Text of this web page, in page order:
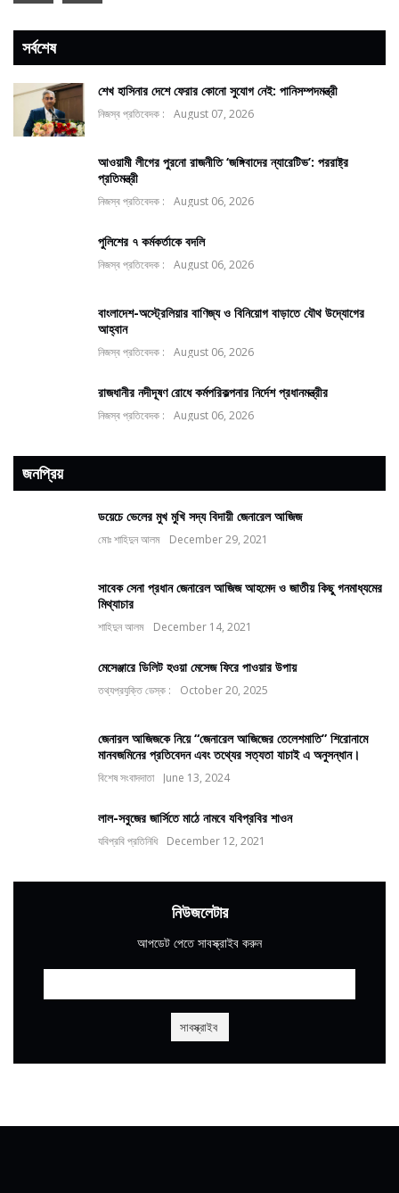
সর্বশেষ
শেখ হাসিনার দেশে ফেরার কোনো সুযোগ নেই: পানিসম্পদমন্ত্রী
নিজস্ব প্রতিবেদক : August 07, 2026
আওয়ামী লীগের পুরনো রাজনীতি ‘জঙ্গিবাদের ন্যারেটিভ’: পররাষ্ট্র
প্রতিমন্ত্রী
নিজস্ব প্রতিবেদক : August 06, 2026
পুলিশের ৭ কর্মকর্তাকে বদলি
নিজস্ব প্রতিবেদক : August 06, 2026
বাংলাদেশ-অস্ট্রেলিয়ার বাণিজ্য ও বিনিয়োগ বাড়াতে যৌথ উদ্যোগের
আহ্বান
নিজস্ব প্রতিবেদক : August 06, 2026
রাজধানীর নদীদূষণ রোধে কর্মপরিকল্পনার নির্দেশ প্রধানমন্ত্রীর
নিজস্ব প্রতিবেদক : August 06, 2026
জনপ্রিয়
ডয়েচে ভেলের মুখ মুখি সদ্য বিদায়ী জেনারেল আজিজ
মোঃ শাহিদুন আলম December 29, 2021
সাবেক সেনা প্রধান জেনারেল আজিজ আহমেদ ও জাতীয় কিছু গনমাধ্যমের
মিথ্যাচার
শাহিদুন আলম December 14, 2021
মেসেঞ্জারে ডিলিট হওয়া মেসেজ ফিরে পাওয়ার উপায়
তথ্যপ্রযুক্তি ডেস্ক : October 20, 2025
জেনারল আজিজকে নিয়ে “জেনারেল আজিজের তেলেশমাতি” শিরোনামে
মানবজমিনের প্রতিবেদন এবং তথ্যের সত্যতা যাচাই এ অনুসন্ধান।
বিশেষ সংবাদদাতা June 13, 2024
লাল-সবুজের জার্সিতে মাঠে নামবে যবিপ্রবির শাওন
যবিপ্রবি প্রতিনিধি December 12, 2021
নিউজলেটার
আপডেট পেতে সাবস্ক্রাইব করুন